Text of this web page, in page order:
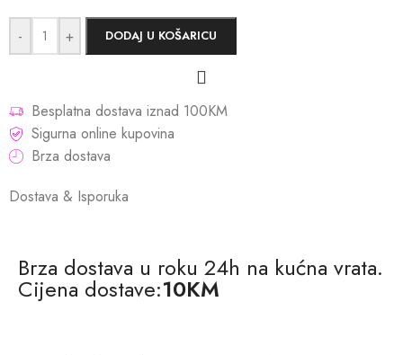
- + DODAJ U KOŠARICU
Besplatna dostava iznad 100KM
Sigurna online kupovina
Brza dostava
Dostava & Isporuka
Brza dostava u roku 24h na kućna vrata.
Cijena dostave:10KM